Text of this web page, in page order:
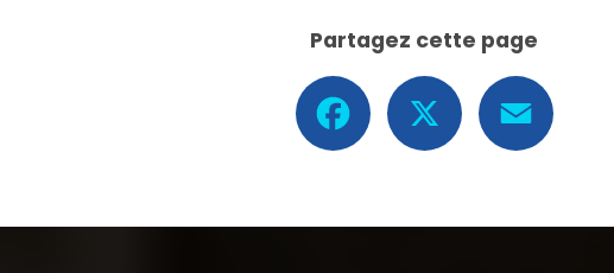
Partagez cette page
Facebook